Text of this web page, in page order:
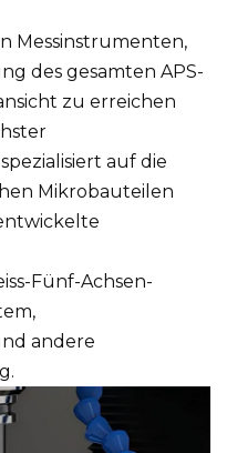
Messinstrumenten,
des gesamten APS-
zu erreichen
auf die
Mikrobauteilen
Fünf-Achsen-
andere